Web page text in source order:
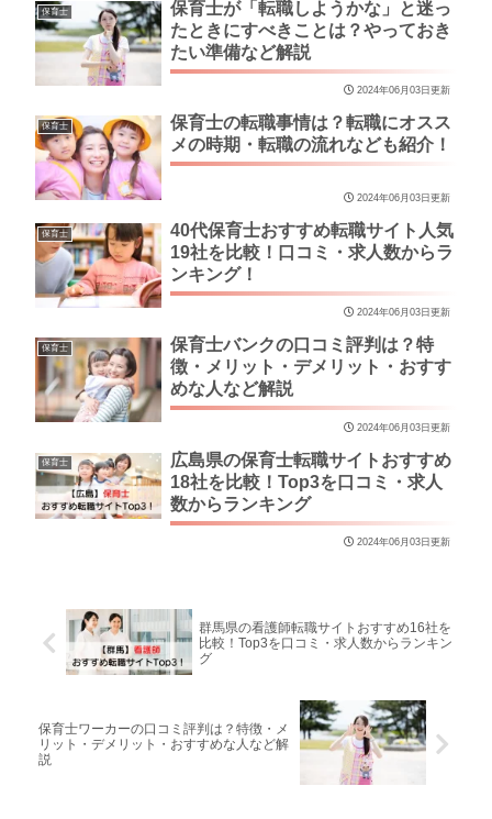
保育士
保育士が「転職しようかな」と迷っ
たときにすべきことは？やっておき
たい準備など解説
2024年06月03日更新
保育士
保育士の転職事情は？転職にオスス
メの時期・転職の流れなども紹介！
2024年06月03日更新
保育士
40代保育士おすすめ転職サイト人気
19社を比較！口コミ・求人数からラ
ンキング！
2024年06月03日更新
保育士
保育士バンクの口コミ評判は？特
徴・メリット・デメリット・おすす
めな人など解説
2024年06月03日更新
保育士
広島県の保育士転職サイトおすすめ
18社を比較！Top3を口コミ・求人
数からランキング
2024年06月03日更新
群馬県の看護師転職サイトおすすめ16社を
比較！Top3を口コミ・求人数からランキン
グ
保育士ワーカーの口コミ評判は？特徴・メ
リット・デメリット・おすすめな人など解
説